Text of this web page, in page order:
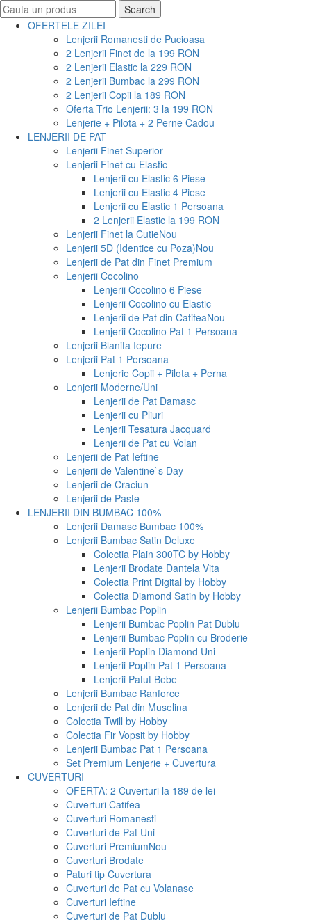
Search
for:
Search
OFERTELE ZILEI
Lenjerii Romanesti de Pucioasa
2 Lenjerii Finet de la 199 RON
2 Lenjerii Elastic la 229 RON
2 Lenjerii Bumbac la 299 RON
2 Lenjerii Copii la 189 RON
Oferta Trio Lenjerii: 3 la 199 RON
Lenjerie + Pilota + 2 Perne Cadou
LENJERII DE PAT
Lenjerii Finet Superior
Lenjerii Finet cu Elastic
Lenjerii cu Elastic 6 Piese
Lenjerii cu Elastic 4 Piese
Lenjerii cu Elastic 1 Persoana
2 Lenjerii Elastic la 199 RON
Lenjerii Finet la CutieNou
Lenjerii 5D (Identice cu Poza)Nou
Lenjerii de Pat din Finet Premium
Lenjerii Cocolino
Lenjerii Cocolino 6 Piese
Lenjerii Cocolino cu Elastic
Lenjerii de Pat din CatifeaNou
Lenjerii Cocolino Pat 1 Persoana
Lenjerii Blanita Iepure
Lenjerii Pat 1 Persoana
Lenjerie Copii + Pilota + Perna
Lenjerii Moderne/Uni
Lenjerii de Pat Damasc
Lenjerii cu Pliuri
Lenjerii Tesatura Jacquard
Lenjerii de Pat cu Volan
Lenjerii de Pat Ieftine
Lenjerii de Valentine`s Day
Lenjerii de Craciun
Lenjerii de Paste
LENJERII DIN BUMBAC 100%
Lenjerii Damasc Bumbac 100%
Lenjerii Bumbac Satin Deluxe
Colectia Plain 300TC by Hobby
Lenjerii Brodate Dantela Vita
Colectia Print Digital by Hobby
Colectia Diamond Satin by Hobby
Lenjerii Bumbac Poplin
Lenjerii Bumbac Poplin Pat Dublu
Lenjerii Bumbac Poplin cu Broderie
Lenjerii Poplin Diamond Uni
Lenjerii Poplin Pat 1 Persoana
Lenjerii Patut Bebe
Lenjerii Bumbac Ranforce
Lenjerii de Pat din Muselina
Colectia Twill by Hobby
Colectia Fir Vopsit by Hobby
Lenjerii Bumbac Pat 1 Persoana
Set Premium Lenjerie + Cuvertura
CUVERTURI
OFERTA: 2 Cuverturi la 189 de lei
Cuverturi Catifea
Cuverturi Romanesti
Cuverturi de Pat Uni
Cuverturi PremiumNou
Cuverturi Brodate
Paturi tip Cuvertura
Cuverturi de Pat cu Volanase
Cuverturi Ieftine
Cuverturi de Pat Dublu